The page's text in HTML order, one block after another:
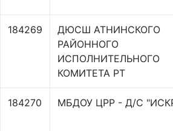
184269
ДЮСШ АТНИНСКОГО
РАЙОННОГО
ИСПОЛНИТЕЛЬНОГО
КОМИТЕТА РТ
184270 МБДОУ ЦРР - Д/С